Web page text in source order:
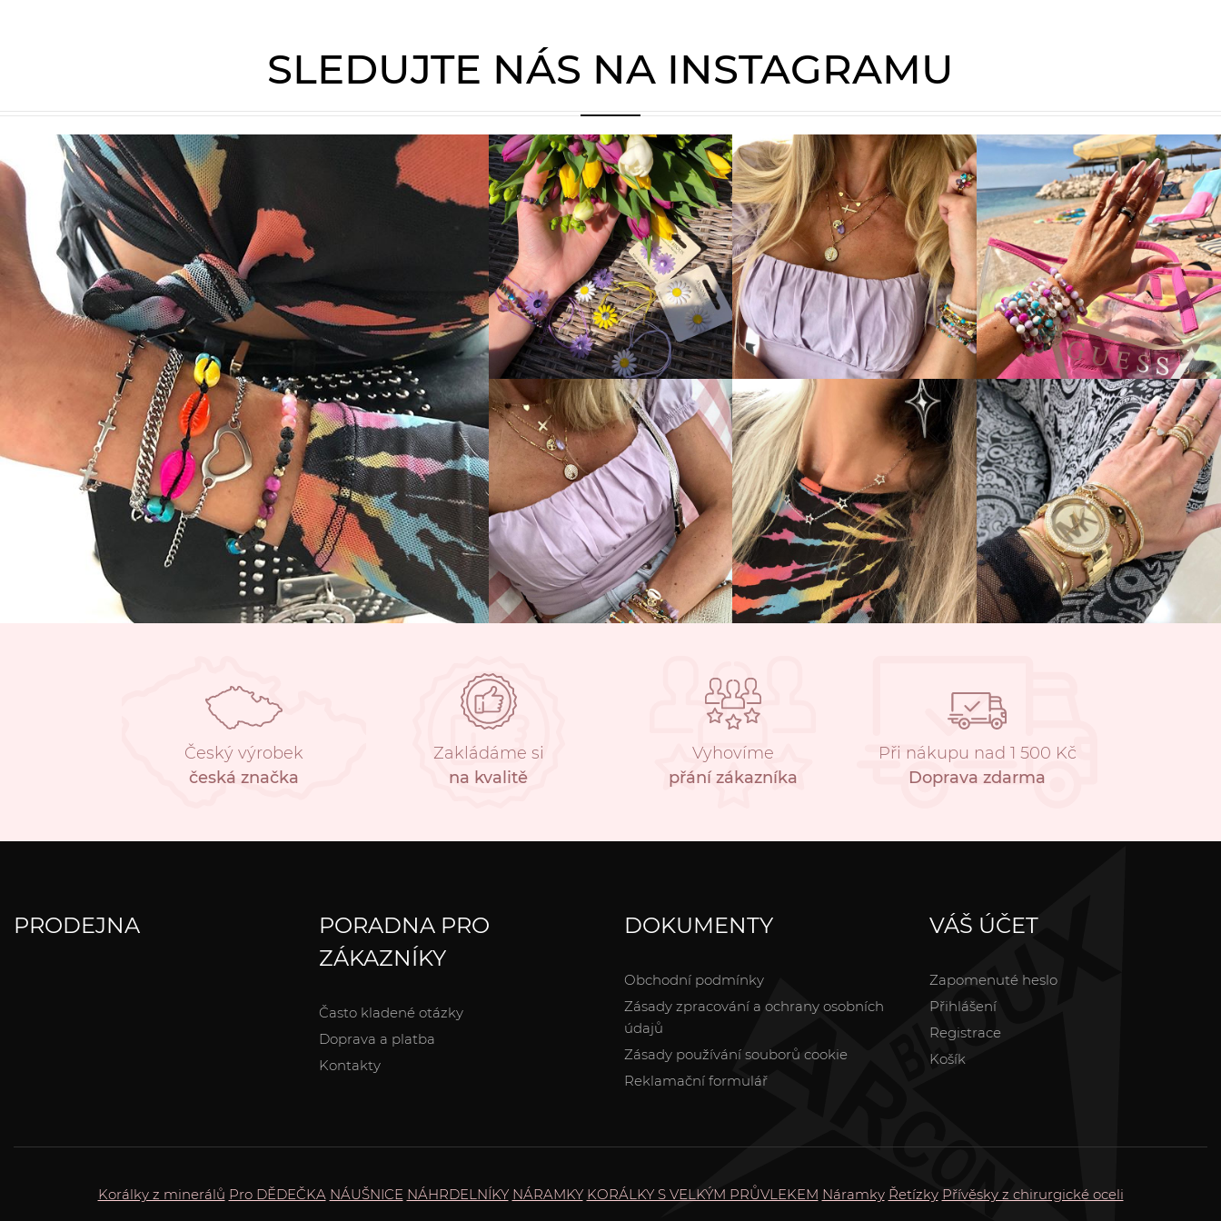
SLEDUJTE NÁS NA INSTAGRAMU
Český výrobek
česká značka
Zakládáme si
na kvalitě
Vyhovíme
přání zákazníka
Při nákupu nad 1 500 Kč
Doprava zdarma
PRODEJNA
PORADNA PRO
ZÁKAZNÍKY
Často kladené otázky
Doprava a platba
Kontakty
DOKUMENTY
Obchodní podmínky
Zásady zpracování a ochrany osobních
údajů
Zásady používání souborů cookie
Reklamační formulář
VÁŠ ÚČET
Zapomenuté heslo
Přihlášení
Registrace
Košík
Korálky z minerálů Pro DĚDEČKA NÁUŠNICE NÁHRDELNÍKY NÁRAMKY KORÁLKY S VELKÝM PRŮVLEKEM Náramky Řetízky Přívěsky z chirurgické oceli